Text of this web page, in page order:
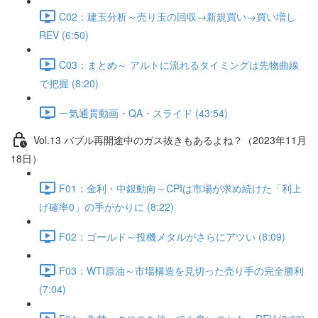
C02：建玉分析～売り玉の回収→新規買い→買い増し
REV (6:50)
C03：まとめ～ アルトに流れるタイミングは先物曲線
で把握 (8:20)
一気通貫動画・QA・スライド (43:54)
Vol.13 バブル再開途中のガス抜きもあるよね？（2023年11月
18日）
F01：金利・中銀動向～CPIは市場が求め続けた「利上
げ確率0」の手がかりに (8:22)
F02：ゴールド～投機メタルがさらにアツい (8:09)
F03：WTI原油～市場構造を見切った売り手の完全勝利
(7:04)